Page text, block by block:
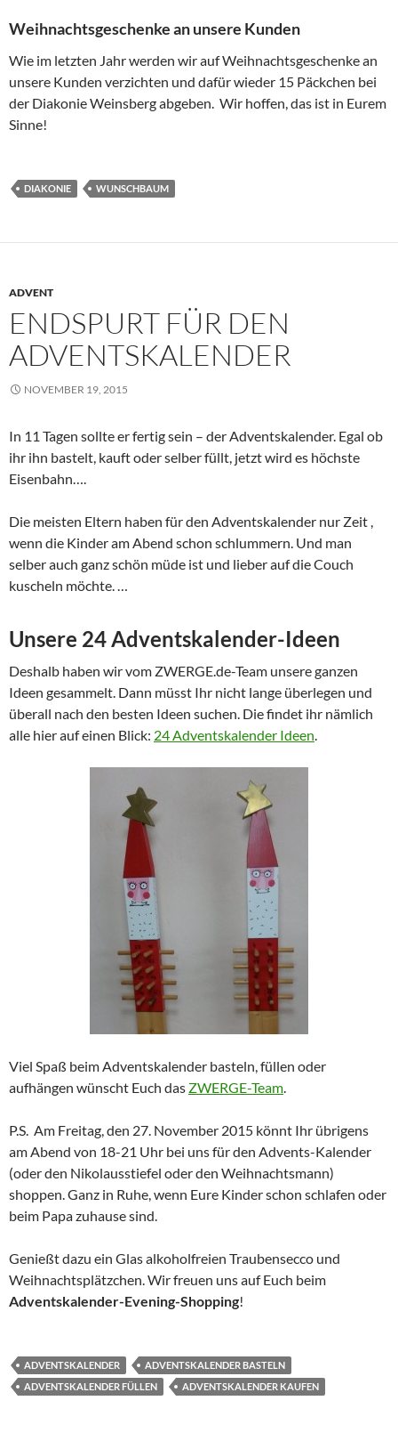
Weihnachtsgeschenke an unsere Kunden
Wie im letzten Jahr werden wir auf Weihnachtsgeschenke an
unsere Kunden verzichten und dafür wieder 15 Päckchen bei
der Diakonie Weinsberg abgeben. Wir hoffen, das ist in Eurem
Sinne!
DIAKONIE WUNSCHBAUM
ADVENT
ENDSPURT FÜR DEN
ADVENTSKALENDER
NOVEMBER 19, 2015
In 11 Tagen sollte er fertig sein – der Adventskalender. Egal ob
ihr ihn bastelt, kauft oder selber füllt, jetzt wird es höchste
Eisenbahn….
Die meisten Eltern haben für den Adventskalender nur Zeit ,
wenn die Kinder am Abend schon schlummern. Und man
selber auch ganz schön müde ist und lieber auf die Couch
kuscheln möchte. …
Unsere 24 Adventskalender-Ideen
Deshalb haben wir vom ZWERGE.de-Team unsere ganzen
Ideen gesammelt. Dann müsst Ihr nicht lange überlegen und
überall nach den besten Ideen suchen. Die findet ihr nämlich
alle hier auf einen Blick: 24 Adventskalender Ideen.
Viel Spaß beim Adventskalender basteln, füllen oder
aufhängen wünscht Euch das ZWERGE-Team.
P.S. Am Freitag, den 27. November 2015 könnt Ihr übrigens
am Abend von 18-21 Uhr bei uns für den Advents-Kalender
(oder den Nikolausstiefel oder den Weihnachtsmann)
shoppen. Ganz in Ruhe, wenn Eure Kinder schon schlafen oder
beim Papa zuhause sind.
Genießt dazu ein Glas alkoholfreien Traubensecco und
Weihnachtsplätzchen. Wir freuen uns auf Euch beim
Adventskalender-Evening-Shopping!
ADVENTSKALENDER
ADVENTSKALENDER BASTELN
ADVENTSKALENDER FÜLLEN
ADVENTSKALENDER KAUFEN